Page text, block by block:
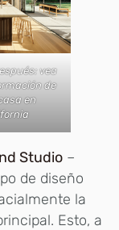
vea
de
en
Studio –
de diseño
la
Esto, a